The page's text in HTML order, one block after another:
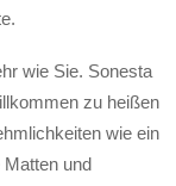
wie Sie. Sonesta
zu heißen
wie ein
und